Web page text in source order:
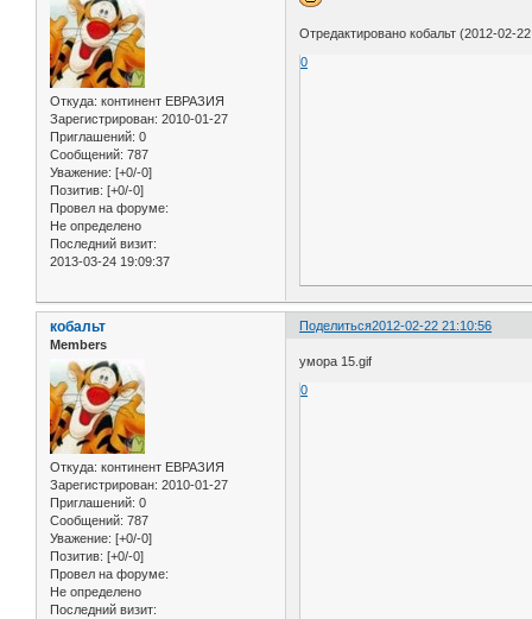
Откуда: континент ЕВРАЗИЯ
Зарегистрирован: 2010-01-27
Приглашений: 0
Сообщений: 787
Уважение: [+0/-0]
Позитив: [+0/-0]
Провел на форуме:
Не определено
Последний визит:
2013-03-24 19:09:37
Отредактировано кобальт (2012-02-
0
Поделиться2012-02-22 21:10:56
кобальт
Members
Откуда: континент ЕВРАЗИЯ
Зарегистрирован: 2010-01-27
Приглашений: 0
Сообщений: 787
Уважение: [+0/-0]
Позитив: [+0/-0]
Провел на форуме:
Не определено
Последний визит:
умора 15.gif
0